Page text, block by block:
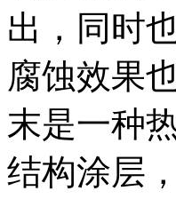
出，同时
腐蚀效果
末是一种
结构涂层